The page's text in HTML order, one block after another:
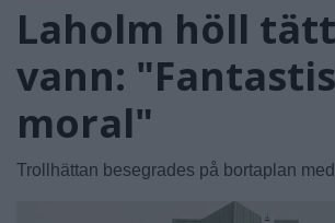
Laholm höll tätt
vann:
moral"
Trollhättan besegrades på bortaplan